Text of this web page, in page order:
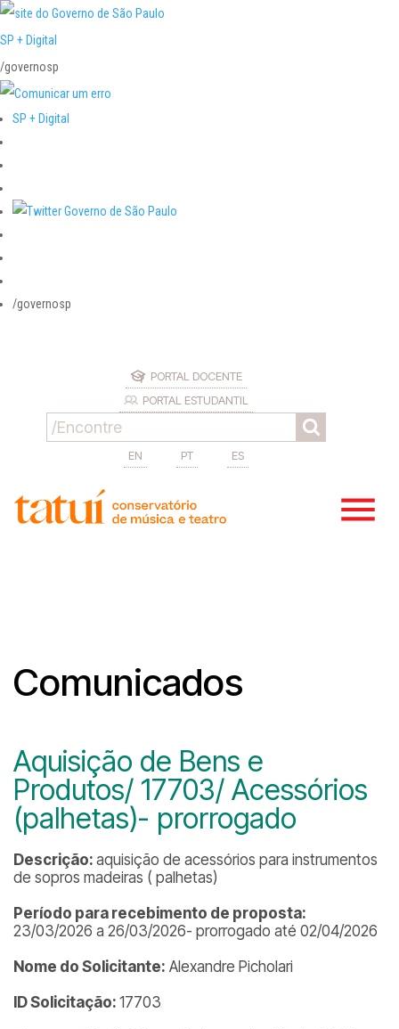
SP + Digital
/governosp
SP + Digital
/governosp
PORTAL DOCENTE
PORTAL ESTUDANTIL
EN PT ES
Comunicados
Aquisição de Bens e
Produtos/ 17703/ Acessórios
(palhetas)- prorrogado
Descrição: aquisição de acessórios para instrumentos
de sopros madeiras ( palhetas)
Período para recebimento de proposta:
23/03/2026 a 26/03/2026- prorrogado até 02/04/2026
Nome do Solicitante: Alexandre Picholari
ID Solicitação: 17703